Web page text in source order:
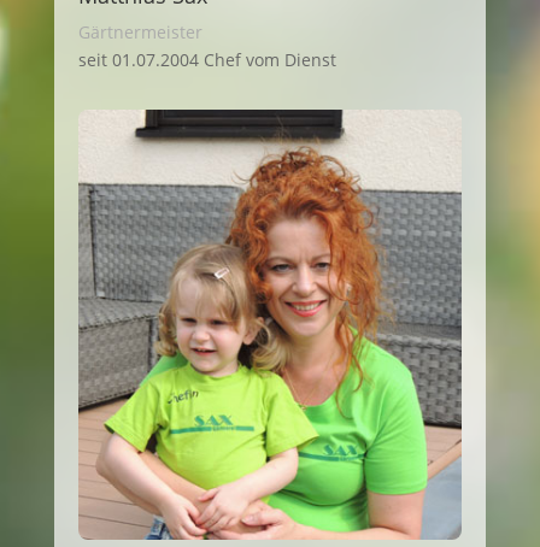
Gärtnermeister
seit 01.07.2004 Chef vom Dienst